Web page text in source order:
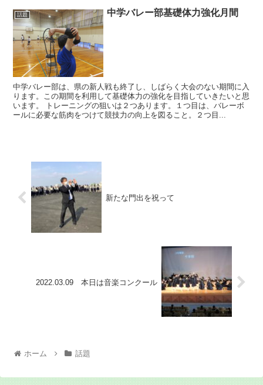
話題 中学バレー部基礎体力強化月間
中学バレー部は、県の新人戦も終了し、しばらく大会のない期間に入
ります。この期間を利用して基礎体力の強化を目指していきたいと思
います。 トレーニングの狙いは２つあります。１つ目は、バレーボ
ールに必要な筋肉をつけて競技力の向上を図ること。２つ目...
新たな門出を祝って
2022.03.09 本日は音楽コンクール
ホーム 話題